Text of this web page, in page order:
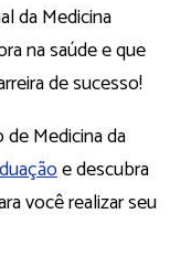
da Medicina
na saúde e que
de sucesso!
Medicina da
e descubra
você realizar seu